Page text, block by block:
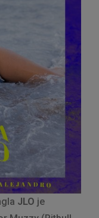
JLO je